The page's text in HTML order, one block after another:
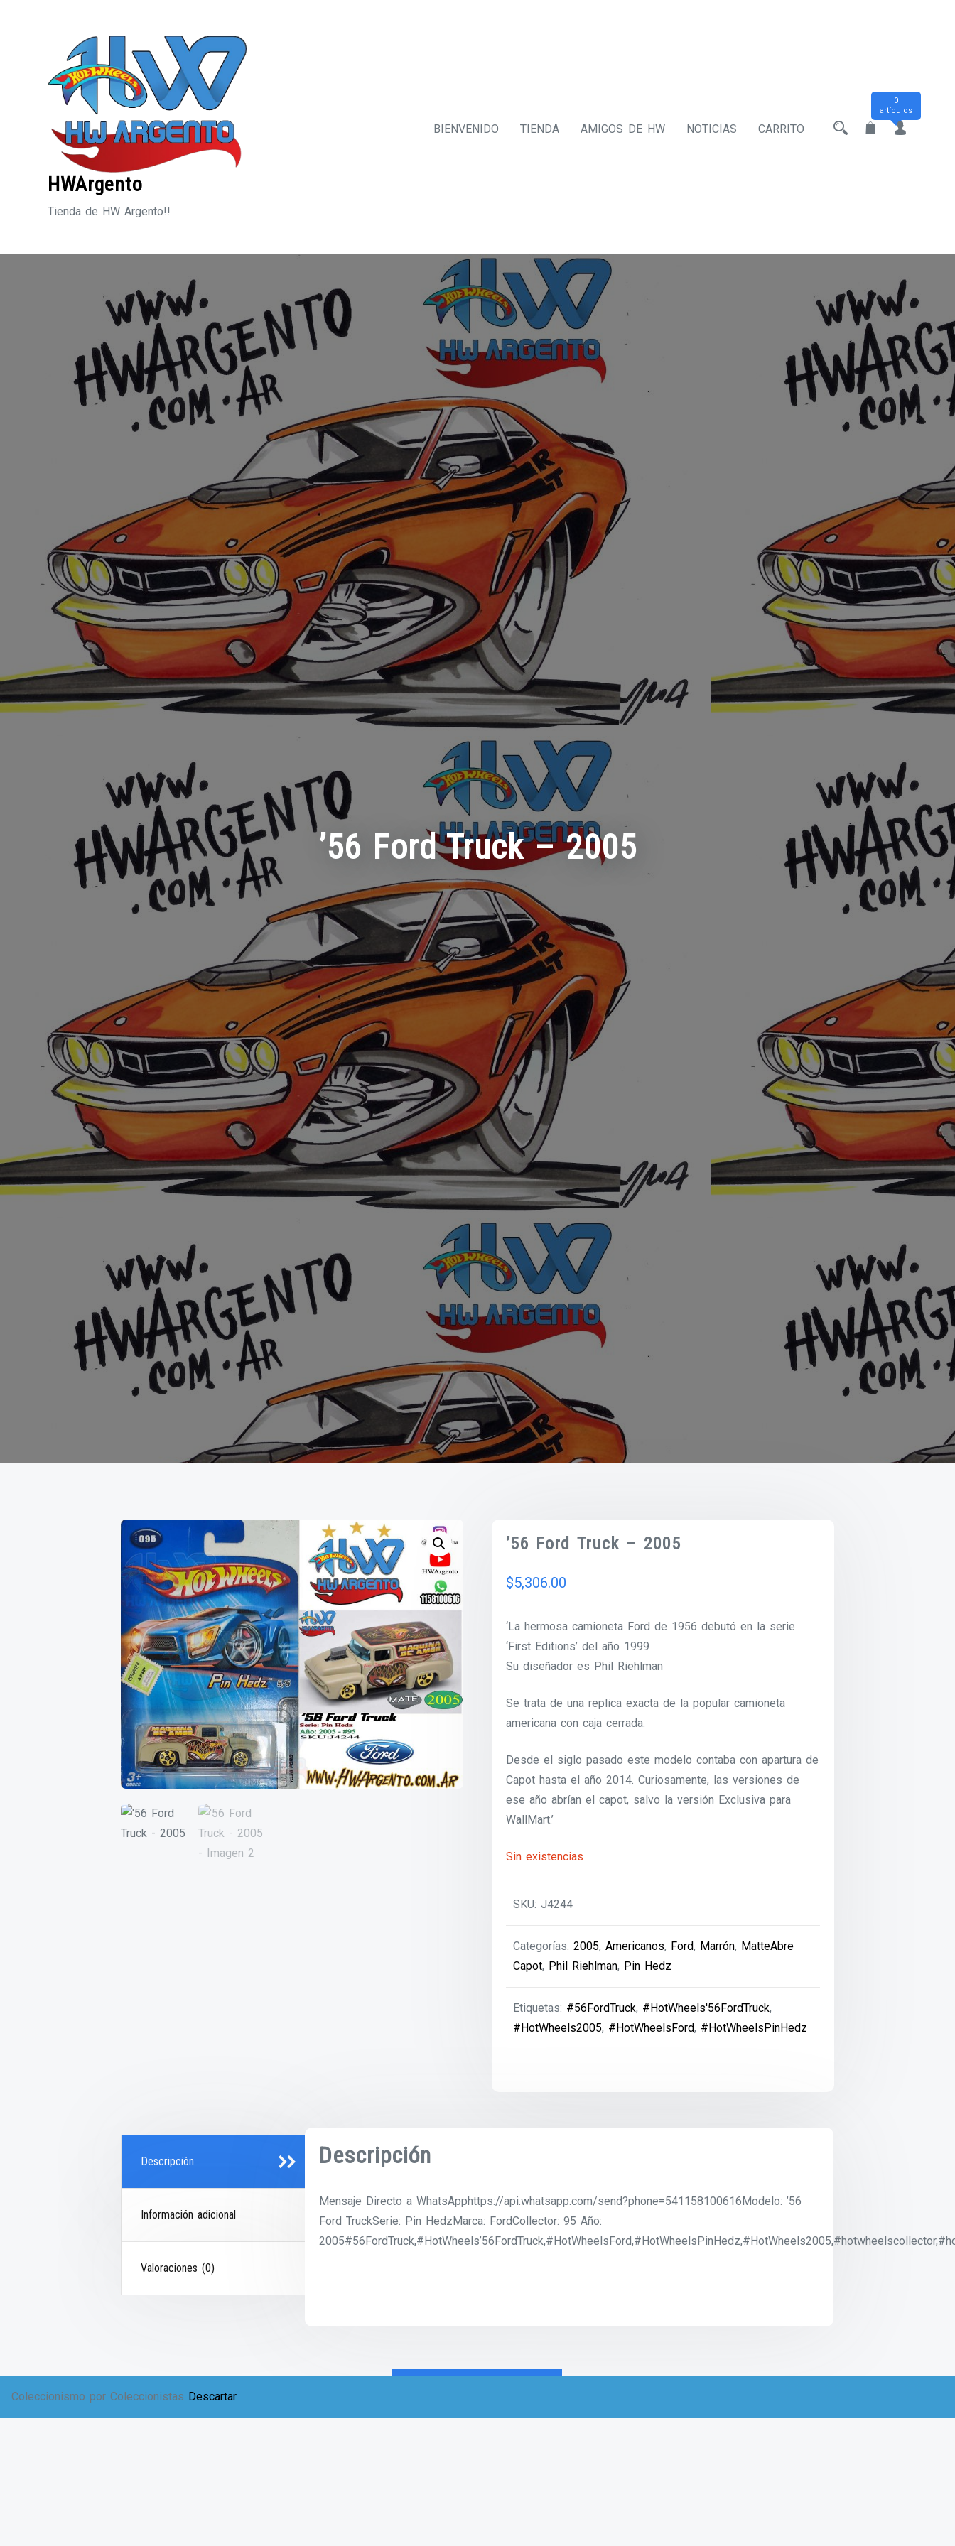
Coleccionismo por Coleccionistas Descartar
HWArgento
Tienda de HW Argento!!
BIENVENIDO TIENDA AMIGOS DE HW NOTICIAS CARRITO
0
artículos
’56 Ford Truck – 2005
’56 Ford Truck – 2005
$5,306.00
‘La hermosa camioneta Ford de 1956 debutó en la serie
‘First Editions’ del año 1999
Su diseñador es Phil Riehlman
Se trata de una replica exacta de la popular camioneta
americana con caja cerrada.
Desde el siglo pasado este modelo contaba con apartura de
Capot hasta el año 2014. Curiosamente, las versiones de
ese año abrían el capot, salvo la versión Exclusiva para
WallMart.’
Sin existencias
SKU:J4244
Categorías:2005,Americanos, Ford, Marrón, MatteAbre
Capot, Phil Riehlman, Pin Hedz
Etiquetas: #56FordTruck, #HotWheels'56FordTruck,
#HotWheels2005, #HotWheelsFord, #HotWheelsPinHedz
Descripción
Información adicional
Valoraciones (0)
Descripción
Mensaje Directo a WhatsApphttps://api.whatsapp.com/send?phone=541158100616Modelo: ’56
Ford TruckSerie: Pin HedzMarca: FordCollector: 95 Año: